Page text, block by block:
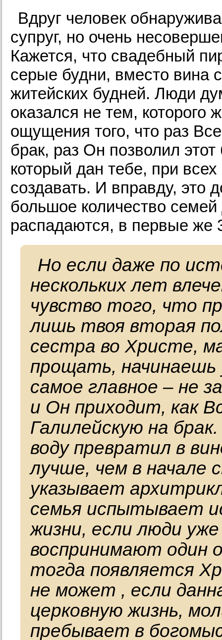
Вдруг человек
супруг, но очень
Кажется, что свадебный
серые будни, вместо вина
житейских будней. Люди
оказался не тем, которого
ощущения того, что раз
брак, раз Он позволил
который дан тебе, при всех
создавать. И вправду, это
большое количество
распадаются, в первые же
Но если даже по
нескольких лет
чувство того, что
лишь твоя вторая
сестра во Христе,
прощать,
самое главное – не
и Он приходит, как
Галилейскую на
воду превратил в
лучше, чем в начале
указывает
семья испытывает
жизни, если люди
воспринимают один
тогда появляется
не может , если
церковную жизнь,
пребывает в